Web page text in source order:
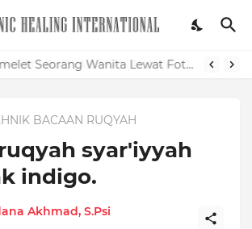
Mudahnya Memelet Seorang Wanita Lewat Foto di Facebook
BACAAN RUQYAH
syar'iyyah
indigo.
Akhmad, S.Psi